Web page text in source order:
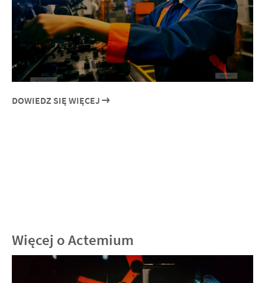
DOWIEDZ SIĘ WIĘCEJ
Więcej o Actemium